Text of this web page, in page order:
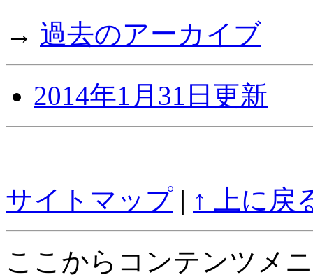
→ 過去のアーカイブ
2014年1月31日更新
サイトマップ | ↑ 上に戻
ここからコンテンツメ